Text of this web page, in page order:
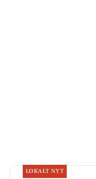
LOKALT NYT